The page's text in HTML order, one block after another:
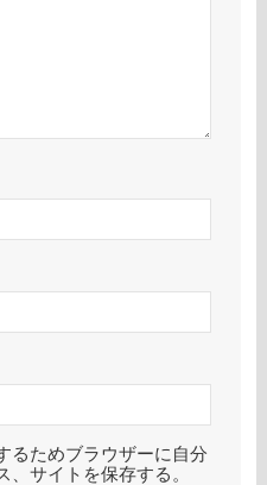
るためブラウザーに自分
サイトを保存する。